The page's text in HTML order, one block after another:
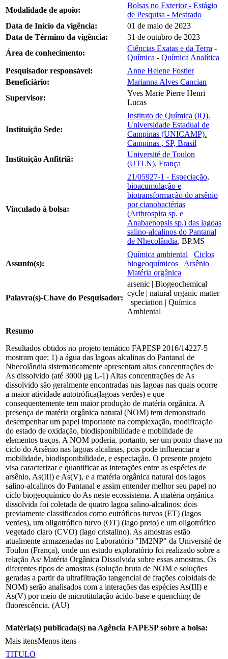
Modalidade de apoio:
Bolsas no Exterior - Estágio
de Pesquisa - Mestrado
Data de Início da vigência:
01 de maio de 2023
Data de Término da vigência:
31 de outubro de 2023
Área de conhecimento:
Ciências Exatas e da Terra -
Química - Química Analítica
Pesquisador responsável:
Anne Helene Fostier
Beneficiário:
Marianna Alves Cancian
Supervisor:
Yves Marie Pierre Henri
Lucas
Instituição Sede:
Instituto de Química (IQ).
Universidade Estadual de
Campinas (UNICAMP).
Campinas , SP, Brasil
Instituição Anfitriã:
Université de Toulon
(UTLN), França
Vinculado à bolsa:
21/05927-1 - Especiação,
bioacumulação e
biotransformação do arsênio
por cianobactérias
(Arthrospira sp. e
Anabaenopsis sp.) das lagoas
salino-alcalinos do Pantanal
de Nhecolândia, BP.MS
Assunto(s):
Química ambiental
Ciclos
biogeoquímicos
Arsênio
Matéria orgânica
Palavra(s)-Chave do Pesquisador:
arsenic | Biogeochemical
cycle | natural organic matter
| speciation | Química
Ambiental
Resumo
Resultados obtidos no projeto temático FAPESP 2016/14227-5
mostram que: 1) a água das lagoas alcalinas do Pantanal de
Nhecolândia sistematicamente apresentam altas concentrações de
As dissolvido (até 3000 µg L-1) Altas concentrações de As
dissolvido são geralmente encontradas nas lagoas nas quais ocorre
a maior atividade autotrófica(lagoas verdes) e que
consequentemente tem maior produção de matéria orgânica. A
presença de matéria orgânica natural (NOM) tem demonstrado
desempenhar um papel importante na complexação, modificação
do estado de oxidação, biodisponibilidade e mobilidade de
elementos traços. A NOM poderia, portanto, ser um ponto chave no
ciclo do Arsênio nas lagoas alcalinas, pois pode influenciar a
mobilidade, biodisponibilidade, e especiação. O presente projeto
visa caracterizar e quantificar as interações entre as espécies de
arsênio, As(III) e As(V), e a matéria orgânica natural dos lagos
salino-alcalinos do Pantanal e assim entender melhor seu papel no
ciclo biogeoquímico do As neste ecossistema. A matéria orgânica
dissolvida foi coletada de quatro lagoa salino-alcalinos: dois
previamente classificados como eutróficos turvos (ET) (lagos
verdes), um oligotrófico turvo (OT) (lago preto) e um oligotrófico
vegetado claro (CVO) (lago cristalino). As amostras estão
atualmente armazenadas no Laboratório "IM2NP" da Université de
Toulon (França), onde um estudo exploratório foi realizado sobre a
relação As/ Matéria Orgânica Dissolvida sobre essas amostras. Os
diferentes tipos de amostras (solução bruta de NOM e soluções
geradas a partir da ultrafiltração tangencial de frações coloidais de
NOM) serão analisados com a interações das espécies As(III) e
As(V) por meio de microtitulação ácido-base e quenching de
fluorescência. (AU)
Matéria(s) publicada(s) na Agência FAPESP sobre a bolsa:
Mais itensMenos itens
TITULO